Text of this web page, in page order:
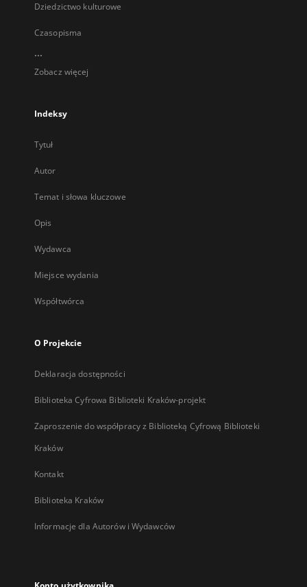
Dziedzictwo kulturowe
Czasopisma
...
Zobacz więcej
Indeksy
Tytuł
Autor
Temat i słowa kluczowe
Opis
Wydawca
Miejsce wydania
Współtwórca
O Projekcie
Deklaracja dostępności
Biblioteka Cyfrowa Biblioteki Kraków-projekt
Zaproszenie do współpracy z Biblioteką Cyfrową Biblioteki
Kraków
Kontakt
Biblioteka Kraków
Informacje dla Autorów i Wydawców